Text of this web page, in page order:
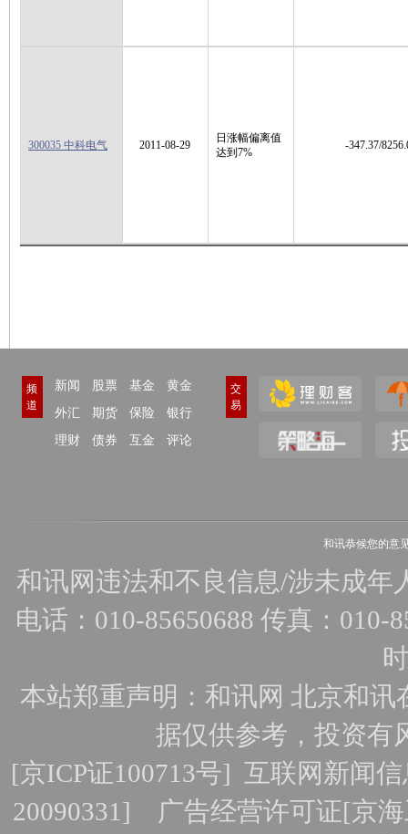
300035 中科电气 2011-08-29
日涨幅偏离值
达到7%
-347.37/
频
道
新闻 股票 基金
黄金
外汇
期货 保险
银行
理财
债券 互金 评论
交
易
和讯恭候您的意
和讯网违法和不良信息/涉未成年
电话：010-85650688 传真：010-
本站郑重声明：和讯网 北京和
据仅供参考，投资有
[京ICP证100713号]互联网新闻
20090331] 广告经营许可证[京